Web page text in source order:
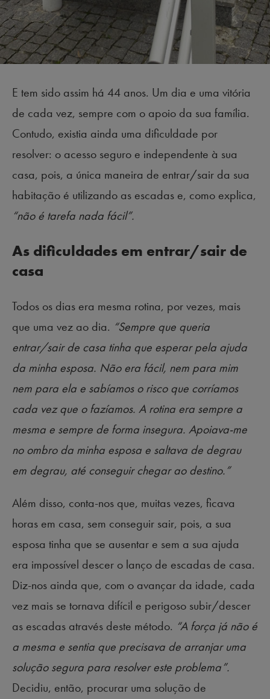
E tem sido assim há 44 anos. Um dia e uma vitória
de cada vez, sempre com o apoio da sua família.
Contudo, existia ainda uma dificuldade por
resolver: o acesso seguro e independente à sua
casa, pois, a única maneira de entrar/sair da sua
habitação é utilizando as escadas e, como explica,
“não é tarefa nada fácil”.
As dificuldades em entrar/sair de
casa
Todos os dias era mesma rotina, por vezes, mais
que uma vez ao dia. “Sempre que queria
entrar/sair de casa tinha que esperar pela ajuda
da minha esposa. Não era fácil, nem para mim
nem para ela e sabíamos o risco que corríamos
cada vez que o fazíamos. A rotina era sempre a
mesma e sempre de forma insegura. Apoiava-me
no ombro da minha esposa e saltava de degrau
em degrau, até conseguir chegar ao destino.”
Além disso, conta-nos que, muitas vezes, ficava
horas em casa, sem conseguir sair, pois, a sua
esposa tinha que se ausentar e sem a sua ajuda
era impossível descer o lanço de escadas de casa.
Diz-nos ainda que, com o avançar da idade, cada
vez mais se tornava difícil e perigoso subir/descer
as escadas através deste método. “A força já não é
a mesma e sentia que precisava de arranjar uma
solução segura para resolver este problema”.
Decidiu, então, procurar uma solução de